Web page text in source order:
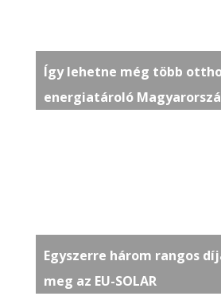
Így lehetne még több
energiatároló
Egyszerre három rangos
meg az EU-SOLAR